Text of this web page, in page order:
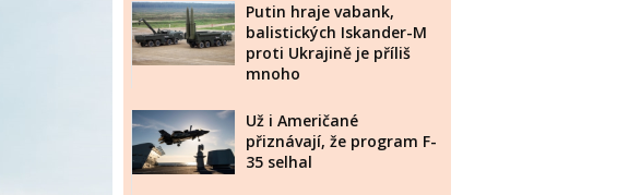
Putin hraje vabank,
balistických Iskander-M
proti Ukrajině je příliš
mnoho
Už i Američané
přiznávají, že program F-
35 selhal